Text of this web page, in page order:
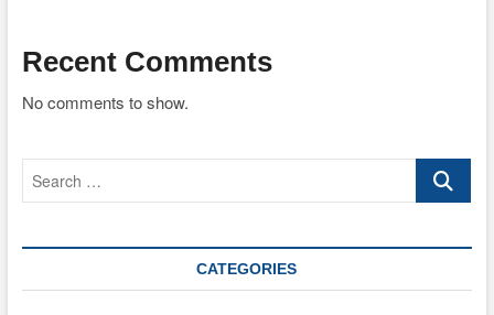
Recent Comments
No comments to show.
Search
CATEGORIES